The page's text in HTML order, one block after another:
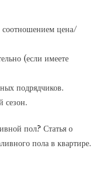
цена/
(если имеете
подрядчиков.
сезон.
пол? Статья о
пола в квартире.